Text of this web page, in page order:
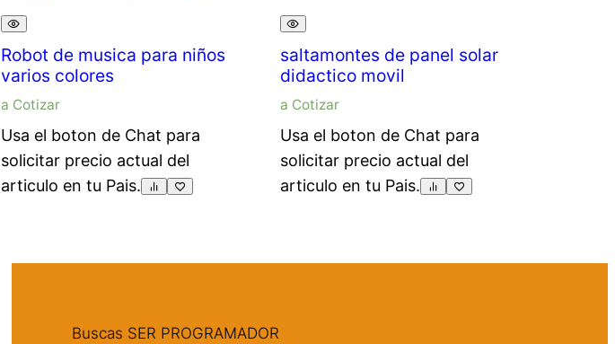
Robot de musica para niños
varios colores
a Cotizar
Usa el boton de Chat para
solicitar precio actual del
articulo en tu Pais.
saltamontes de panel solar
didactico movil
a Cotizar
Usa el boton de Chat para
solicitar precio actual del
articulo en tu Pais.
Buscas SER PROGRAMADOR